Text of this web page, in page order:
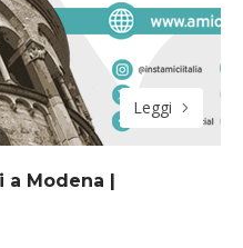
Leggi
a Modena |